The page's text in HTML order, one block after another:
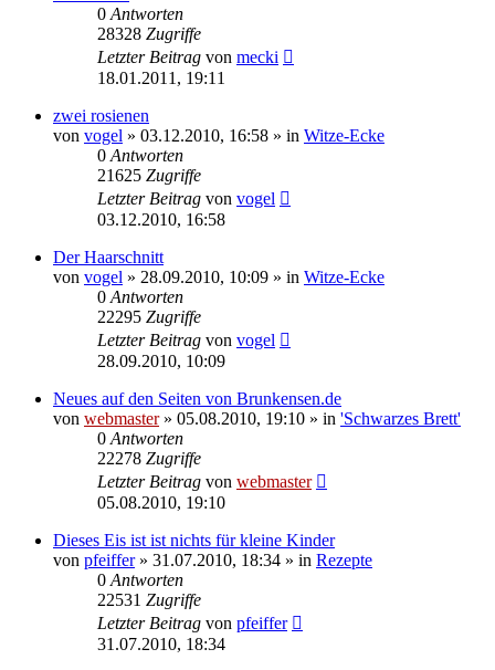
0 Antworten
28328 Zugriffe
Letzter Beitrag von mecki
18.01.2011, 19:11
zwei rosienen
von vogel » 03.12.2010, 16:58 » in Witze-Ecke
0 Antworten
21625 Zugriffe
Letzter Beitrag von vogel
03.12.2010, 16:58
Der Haarschnitt
von vogel » 28.09.2010, 10:09 » in Witze-Ecke
0 Antworten
22295 Zugriffe
Letzter Beitrag von vogel
28.09.2010, 10:09
Neues auf den Seiten von Brunkensen.de
von webmaster» 05.08.2010, 19:10 » in 'Schwarzes Brett'
0 Antworten
22278 Zugriffe
Letzter Beitrag von webmaster
05.08.2010, 19:10
Dieses Eis ist ist nichts für kleine Kinder
von pfeiffer» 31.07.2010, 18:34 » in Rezepte
0 Antworten
22531 Zugriffe
Letzter Beitrag von pfeiffer
31.07.2010, 18:34